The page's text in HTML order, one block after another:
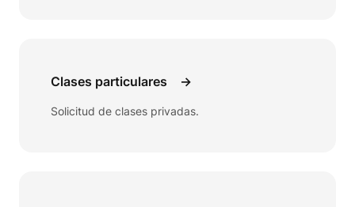
Clases particulares →
Solicitud de clases privadas.